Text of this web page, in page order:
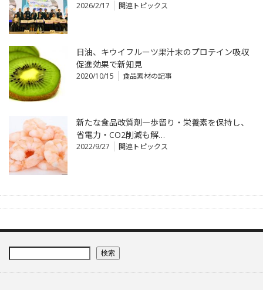
2026/2/17 関連トピックス
日油、キウイフルーツ果汁末のプロテイン吸収
促進効果で新知見
2020/10/15 食品素材の記事
新たな食品改質剤―歩留り・栄養素を保持し、
省電力・CO2削減も解…
2022/9/27 関連トピックス
検索